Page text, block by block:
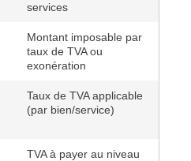
services
Montant imposable par
taux de TVA ou
exonération
Taux de TVA applicable
(par bien/service)
TVA à payer au niveau